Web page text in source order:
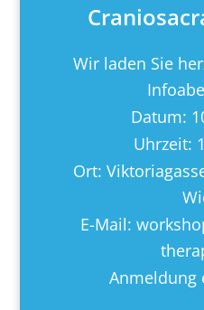
Wir laden Sie
Datum:
Uhrzeit:
Ort:
E-Mail:
Anmeldung